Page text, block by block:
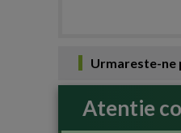
Urmareste-ne
Atentie